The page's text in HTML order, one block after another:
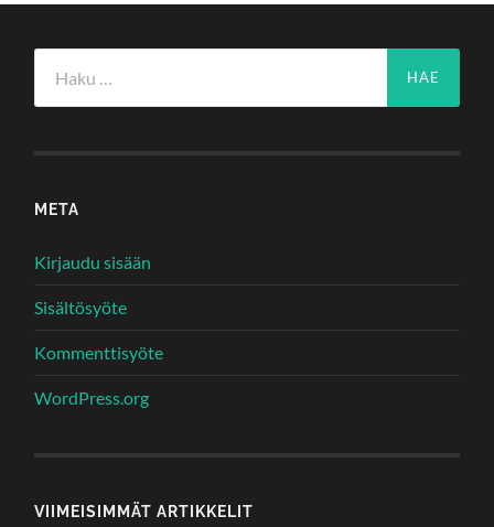
META
Kirjaudu sisään
Sisältösyöte
Kommenttisyöte
WordPress.org
VIIMEISIMMÄT ARTIKKELIT